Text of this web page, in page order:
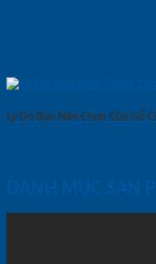
Lý Do Bạn Nên Chọn Cửa Gỗ
DANH MỤC SẢN